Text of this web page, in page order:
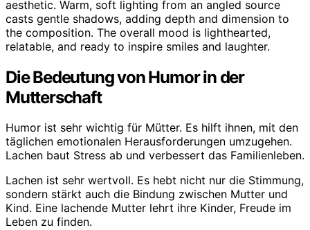
Die Bedeutung von Humor in der
Mutterschaft
Humor ist sehr wichtig für Mütter. Es hilft ihnen, mit den
täglichen emotionalen Herausforderungen umzugehen.
Lachen baut Stress ab und verbessert das Familienleben.
Lachen ist sehr wertvoll. Es hebt nicht nur die Stimmung,
sondern stärkt auch die Bindung zwischen Mutter und
Kind. Eine lachende Mutter lehrt ihre Kinder, Freude im
Leben zu finden.